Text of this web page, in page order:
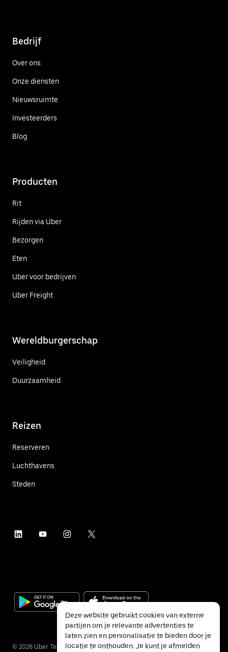
Bedrijf
Over ons
Onze diensten
Nieuwsruimte
Investeerders
Blog
Producten
Rit
Rijden via Uber
Bezorgen
Eten
Uber voor bedrijven
Uber Freight
Wereldburgerschap
Veiligheid
Duurzaamheid
Reizen
Reserveren
Luchthavens
Steden
© 2026 Uber Technologies Inc.
Deze website gebruikt cookies van externe
partijen om je relevante advertenties te
laten zien en personalisatie te bieden door je
locatie te onthouden. Je kunt je afmelden